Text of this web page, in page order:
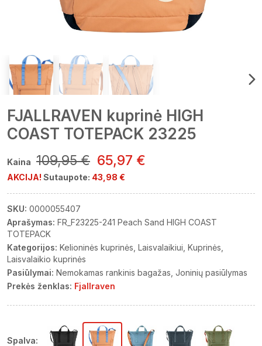
FJALLRAVEN kuprinė HIGH
COAST TOTEPACK 23225
Kaina 109,95 € 65,97 €
AKCIJA! Sutaupote: 43,98 €
SKU: 0000055407
Aprašymas: FR_F23225-241 Peach Sand HIGH COAST
TOTEPACK
Kategorijos: Kelioninės kuprinės Laisvalaikiui Kuprinės
Laisvalaikio kuprinės
Pasiūlymai: Nemokamas rankinis bagažas Joninių pasiūlymas
Prekės ženklas: Fjallraven
Spalva: